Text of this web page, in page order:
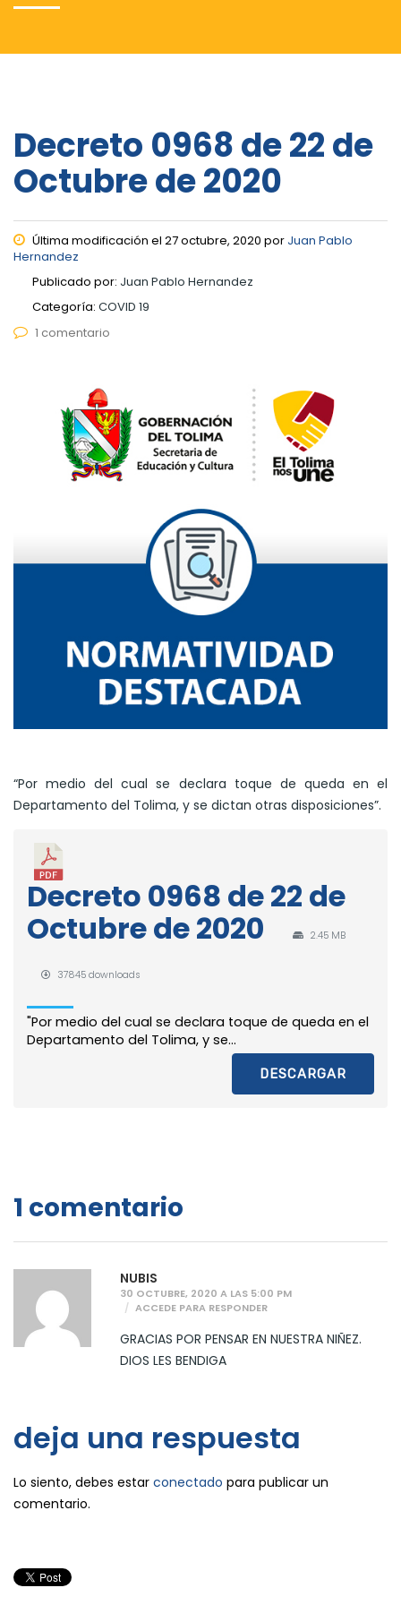
Decreto 0968 de 22 de
Octubre de 2020
Última modificación el 27 octubre, 2020 por Juan Pablo
Hernandez
Publicado por: Juan Pablo Hernandez
Categoría: COVID 19
1 comentario
“Por medio del cual se declara toque de queda en el
Departamento del Tolima, y se dictan otras disposiciones”.
Decreto 0968 de 22 de
Octubre de 2020
2.45 MB
37845 downloads
"Por medio del cual se declara toque de queda en el
Departamento del Tolima, y se...
DESCARGAR
1 comentario
NUBIS
30 OCTUBRE, 2020 A LAS 5:00 PM
ACCEDE PARA RESPONDER
GRACIAS POR PENSAR EN NUESTRA NIÑEZ.
DIOS LES BENDIGA
deja una respuesta
Lo siento, debes estar conectado para publicar un
comentario.